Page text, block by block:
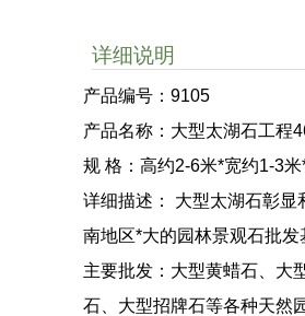
详细说明
产品编号：9105
产品名称：大型太湖石工程
规 格：高约2-6米*宽约1-3
详细描述： 大型太湖石彰
南地区*大的园林景观石批
主要批发：大型黄蜡石、大
石、大型招牌石等各种天然